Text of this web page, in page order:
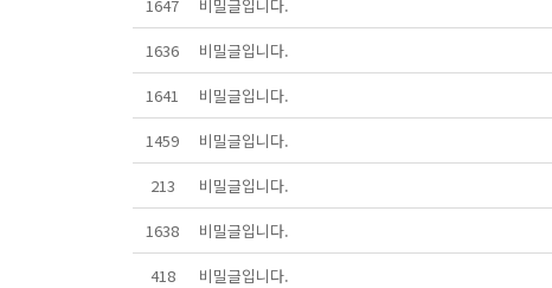
1647
비밀글입니다.
1636
비밀글입니다.
1641
비밀글입니다.
1459
비밀글입니다.
213
비밀글입니다.
1638
비밀글입니다.
418
비밀글입니다.